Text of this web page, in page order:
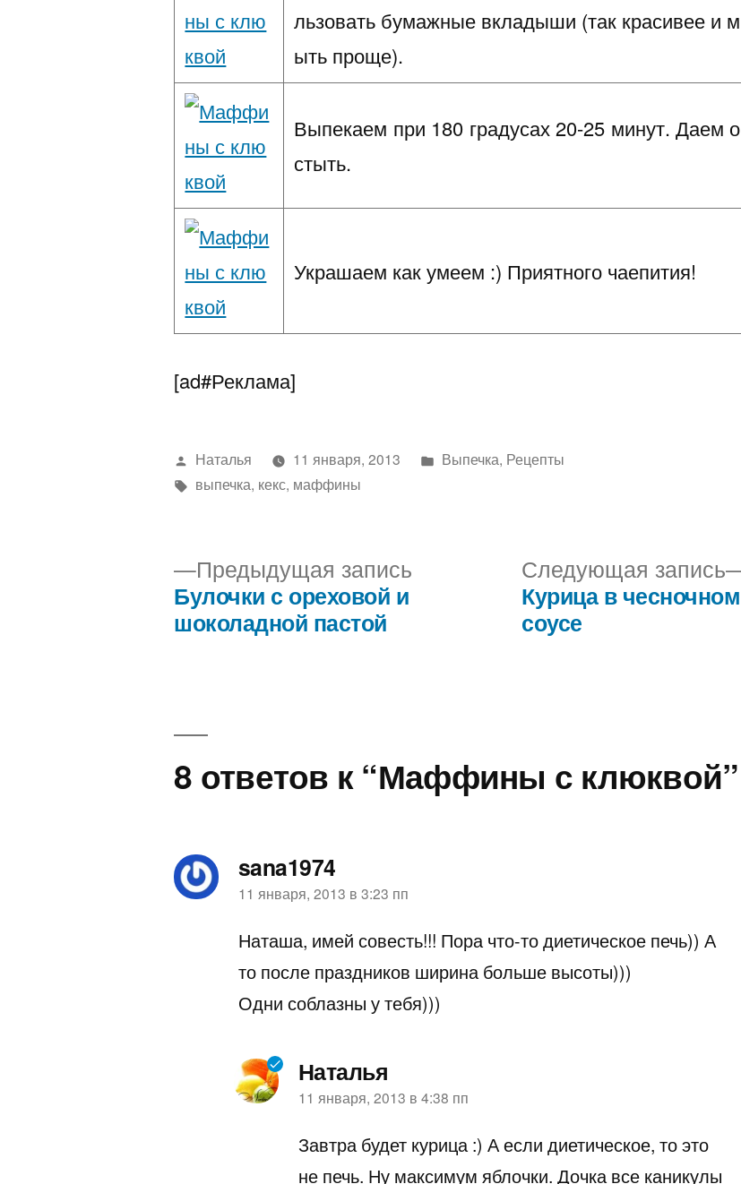
льзовать бумажные вкладыши (так красивее и м
ыть проще).
Выпекаем при 180 градусах 20-25 минут. Даем о
стыть.
Украшаем как умеем :) Приятного чаепития!
[ad#Реклама]
Написано
автором
Наталья 11 января, 2013
Написано
Выпечка, Рецепты
Метки:
выпечка, кекс, маффины
Навигация
записям
Предыдущая запись Предыдущая
Булочки с ореховой и
шоколадной пастой
Следующая запись
Курица в чесночном
соусе
8 ответов к “Маффины с клюквой”
sana1974
пишет:
11 января, 2013 в 3:23 пп
Наташа, имей совесть!!! Пора что-то диетическое печь)) А
то после праздников ширина больше высоты)))
Одни соблазны у тебя)))
Наталья
пишет:
11 января, 2013 в 4:38 пп
Завтра будет курица :) А если диетическое, то это
не печь. Ну максимум яблочки. Дочка все каникулы